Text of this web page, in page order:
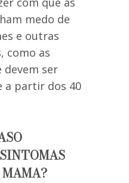
medo de
e outras
como as
devem ser
a partir dos 40
MAMA?